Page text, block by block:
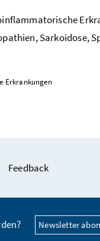
Sarkoidose,
Erkrankungen
anzeigen
Feedback
Newsletter